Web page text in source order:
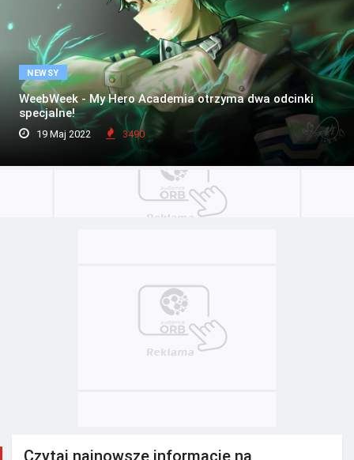
NEWSY
WeebWeek - My Hero Academia otrzyma dwa odcinki
specjalne!
19 Maj 2022 3490
Czytaj najnowsze informacje na